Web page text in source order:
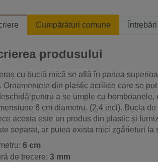
Cumpărături comune Întrebări
produsului
cu buclă mică se află în partea
Ornamentele din plastic acrilice care se
pentru a se umple cu
6 cm diametru. (2,4 inci). Bucla de
acesta este un produs din plastic și
separat, ar putea exista mici zgârieturi la
6 cm
de trecere: 3 mm